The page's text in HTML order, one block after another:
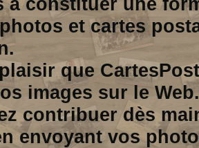
et cartes
que
images sur le Web.
contribuer dès
envoyant vos